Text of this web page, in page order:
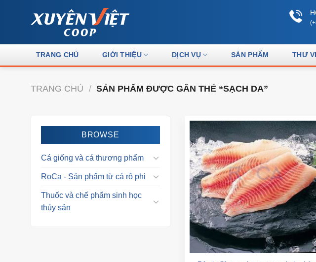
TRANG CHỦ GIỚI THIỆU DỊCH VỤ SẢN PHẨM THƯ
TRANG CHỦ / SẢN PHẨM ĐƯỢC GẮN THẺ “SẠCH DA”
BROWSE
Cá giống và cá thương phẩm
RoCa - Sản phẩm từ cá rô phi
Thuốc và chế phẩm sinh học
thủy sản